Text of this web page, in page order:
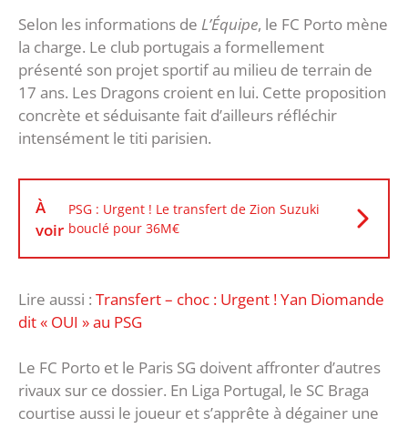
Selon les informations de L’Équipe, le FC Porto mène
la charge. Le club portugais a formellement
présenté son projet sportif au milieu de terrain de
17 ans. Les Dragons croient en lui. Cette proposition
concrète et séduisante fait d’ailleurs réfléchir
intensément le titi parisien.
À
voir
PSG : Urgent ! Le transfert de Zion Suzuki
bouclé pour 36M€
Lire aussi : Transfert – choc : Urgent ! Yan Diomande
dit « OUI » au PSG
Le FC Porto et le Paris SG doivent affronter d’autres
rivaux sur ce dossier. En Liga Portugal, le SC Braga
courtise aussi le joueur et s’apprête à dégainer une